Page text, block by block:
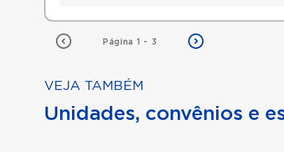
Página 1 - 3
VEJA TAMBÉM
Unidades, convênios e